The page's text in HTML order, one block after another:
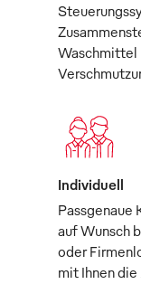
Waschmittel
Individuell
auf Wunsch
oder
mit Ihnen